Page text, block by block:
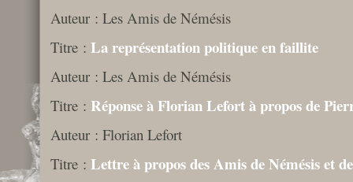
Auteur : Les Amis de Némésis
Titre : La représentation politique en faillite
Auteur : Les Amis de Némésis
Titre : Réponse à Florian Lefort à propos de
Auteur : Florian Lefort
Titre : Lettre à propos des Amis de Némésis et